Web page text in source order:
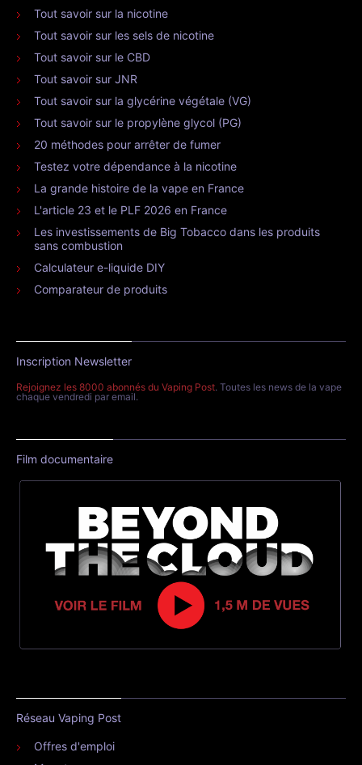
Tout savoir sur la nicotine
Tout savoir sur les sels de nicotine
Tout savoir sur le CBD
Tout savoir sur JNR
Tout savoir sur la glycérine végétale (VG)
Tout savoir sur le propylène glycol (PG)
20 méthodes pour arrêter de fumer
Testez votre dépendance à la nicotine
La grande histoire de la vape en France
L'article 23 et le PLF 2026 en France
Les investissements de Big Tobacco dans les produits
sans combustion
Calculateur e-liquide DIY
Comparateur de produits
Inscription Newsletter
Rejoignez les 8000 abonnés du Vaping Post. Toutes les news de la vape
chaque vendredi par email.
Film documentaire
Réseau Vaping Post
Offres d'emploi